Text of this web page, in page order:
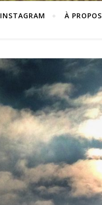
INSTAGRAM À PROPOS